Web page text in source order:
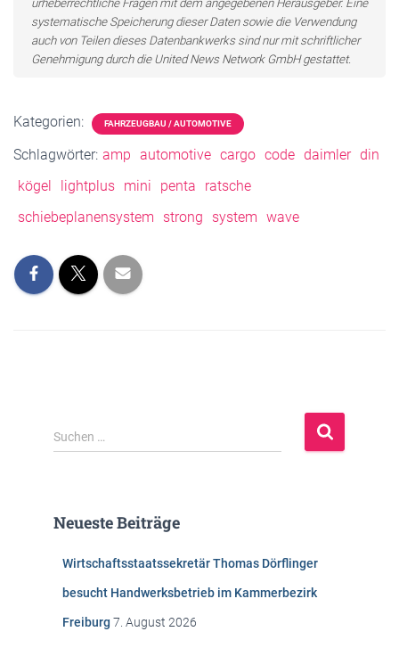
urheberrechtliche Fragen mit dem angegebenen Herausgeber. Eine
systematische Speicherung dieser Daten sowie die Verwendung
auch von Teilen dieses Datenbankwerks sind nur mit schriftlicher
Genehmigung durch die United News Network GmbH gestattet.
Kategorien: FAHRZEUGBAU / AUTOMOTIVE
Schlagwörter: amp automotive cargo code daimler din
kögel
lightplus mini penta
ratsche
schiebeplanensystem
strong system wave
S
u
n
Suchen …
Neueste Beiträge
Wirtschaftsstaatssekretär Thomas Dörflinger
besucht Handwerksbetrieb im Kammerbezirk
Freiburg 7. August 2026